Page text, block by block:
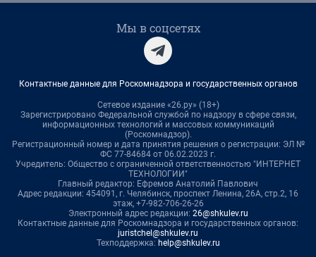
Мы в соцсетях
Контактные данные для Роскомнадзора и государственных органов
Сетевое издание «26.ру» (18+)
Зарегистрировано Федеральной службой по надзору в сфере связи,
информационных технологий и массовых коммуникаций
(Роскомнадзор).
Регистрационный номер и дата принятия решения о регистрации: ЭЛ №
ФС 77-84684 от 06.02.2023 г.
Учредитель: Общество с ограниченной ответственностью "ИНТЕРНЕТ
ТЕХНОЛОГИИ"
Главный редактор: Ефремов Анатолий Павлович
Адрес редакции: 454091, г. Челябинск, проспект Ленина, 26А, стр.2, 16
этаж, +7-982-706-26-26
Электронный адрес редакции: 26@shkulev.ru
Контактные данные для Роскомнадзора и государственных органов:
juristchel@shkulev.ru
Техподдержка: help@shkulev.ru